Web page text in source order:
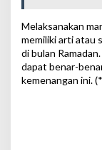
Melaksanakan
memiliki arti atau
di bulan
dapat benar-
kemenangan ini.